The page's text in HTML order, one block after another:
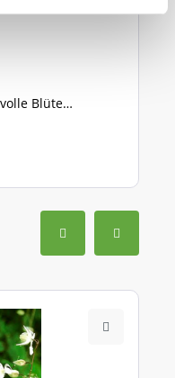
Blüte